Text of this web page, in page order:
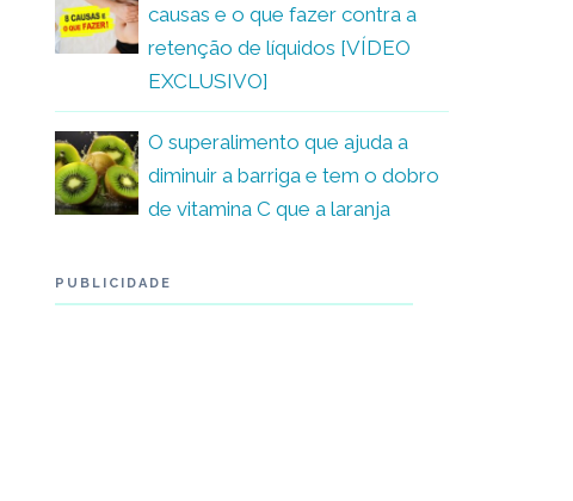
causas e o que fazer contra a
retenção de líquidos [VÍDEO
EXCLUSIVO]
O superalimento que ajuda a
diminuir a barriga e tem o dobro
de vitamina C que a laranja
PUBLICIDADE